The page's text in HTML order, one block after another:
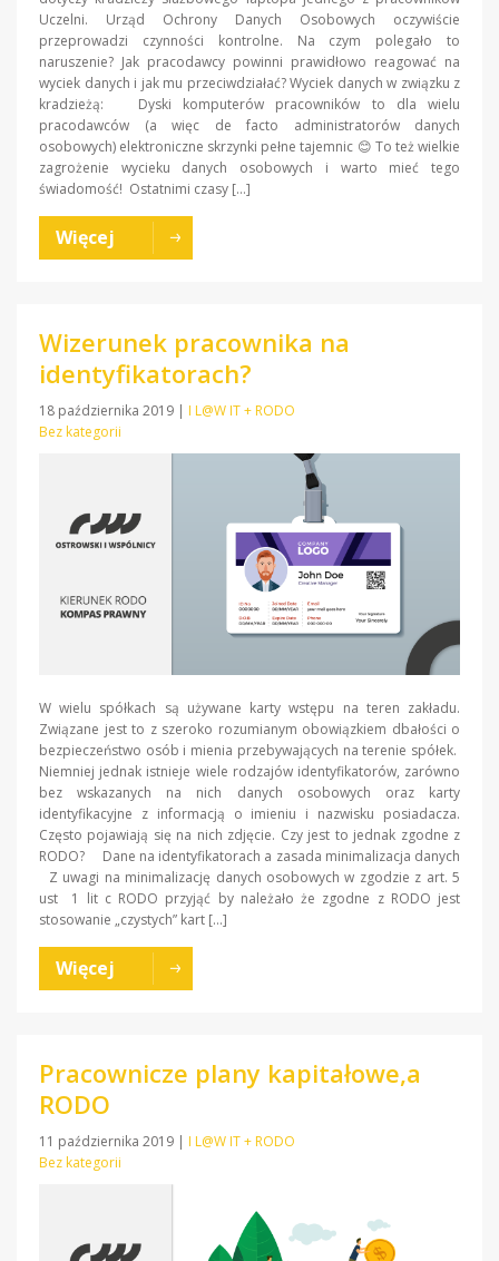
Uczelni. Urząd Ochrony Danych Osobowych oczywiście
przeprowadzi czynności kontrolne. Na czym polegało to
naruszenie? Jak pracodawcy powinni prawidłowo reagować na
wyciek danych i jak mu przeciwdziałać? Wyciek danych w związku z
kradzieżą: Dyski komputerów pracowników to dla wielu
pracodawców (a więc de facto administratorów danych
osobowych) elektroniczne skrzynki pełne tajemnic 😊 To też wielkie
zagrożenie wycieku danych osobowych i warto mieć tego
świadomość! Ostatnimi czasy […]
Więcej
Wizerunek pracownika na
identyfikatorach?
18 października 2019 | I L@W IT + RODO
Bez kategorii
W wielu spółkach są używane karty wstępu na teren zakładu.
Związane jest to z szeroko rozumianym obowiązkiem dbałości o
bezpieczeństwo osób i mienia przebywających na terenie spółek.
Niemniej jednak istnieje wiele rodzajów identyfikatorów, zarówno
bez wskazanych na nich danych osobowych oraz karty
identyfikacyjne z informacją o imieniu i nazwisku posiadacza.
Często pojawiają się na nich zdjęcie. Czy jest to jednak zgodne z
RODO? Dane na identyfikatorach a zasada minimalizacja danych
Z uwagi na minimalizację danych osobowych w zgodzie z art. 5
ust 1 lit c RODO przyjąć by należało że zgodne z RODO jest
stosowanie „czystych” kart […]
Więcej
Pracownicze plany kapitałowe,a
RODO
11 października 2019 | I L@W IT + RODO
Bez kategorii